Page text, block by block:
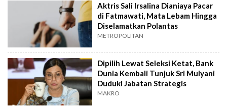
Aktris Sali Irsalina Dianiaya Pacar
di Fatmawati, Mata Lebam Hingga
Diselamatkan Polantas
METROPOLITAN
Dipilih Lewat Seleksi Ketat, Bank
Dunia Kembali Tunjuk Sri Mulyani
Duduki Jabatan Strategis
MAKRO